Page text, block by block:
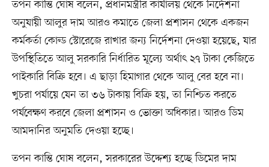
তপন কান্তি ঘোষ বলেন, প্রধানমন্ত্রীর কার্যালয় থেকে নির্দেশনা
অনুযায়ী আলুর দাম আরও কমাতে জেলা প্রশাসন থেকে একজন
কর্মকর্তা কোল্ড স্টোরেজে রাখার জন্য নির্দেশনা দেওয়া হয়েছে, যার
উপস্থিতিতে আলু সরকারি নির্ধারিত মূল্যে অর্থাৎ ২৭ টাকা কেজিতে
পাইকারি বিক্রি হবে। এ ছাড়া হিমাগার থেকে আলু বের হবে না।
খুচরা পর্যায়ে যেন তা ৩৬ টাকায় বিক্রি হয়, তা নিশ্চিত করতে
পর্যবেক্ষণ করবে জেলা প্রশাসন ও ভোক্তা অধিকার। আরও ডিম
আমদানির অনুমতি দেওয়া হচ্ছে।
তপন কান্তি ঘোষ বলেন, সরকারের উদ্দেশ্য হচ্ছে ডিমের দাম